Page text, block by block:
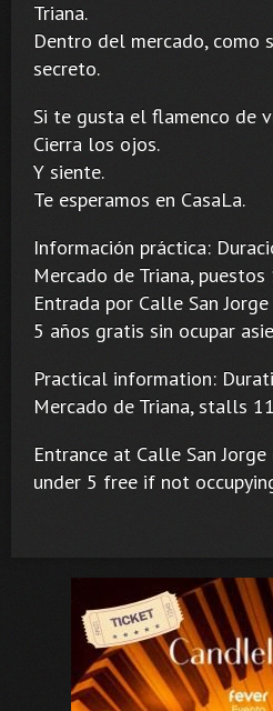
Triana.
Dentro del mercado, como
secreto.
Si te gusta el flamenco de
Cierra los ojos.
Y siente.
Te esperamos en CasaLa.
Información práctica:
Mercado de Triana, puestos
Entrada por Calle San
5 años gratis sin ocupar
Practical information:
Mercado de Triana, stalls
Entrance at Calle San
under 5 free if not